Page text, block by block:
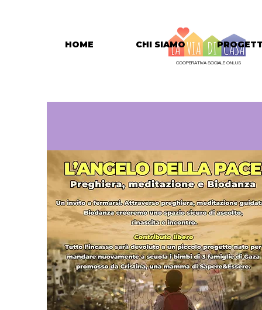
COOPERATIVA SOCIALE ONLUS
HOME CHI SIAMO